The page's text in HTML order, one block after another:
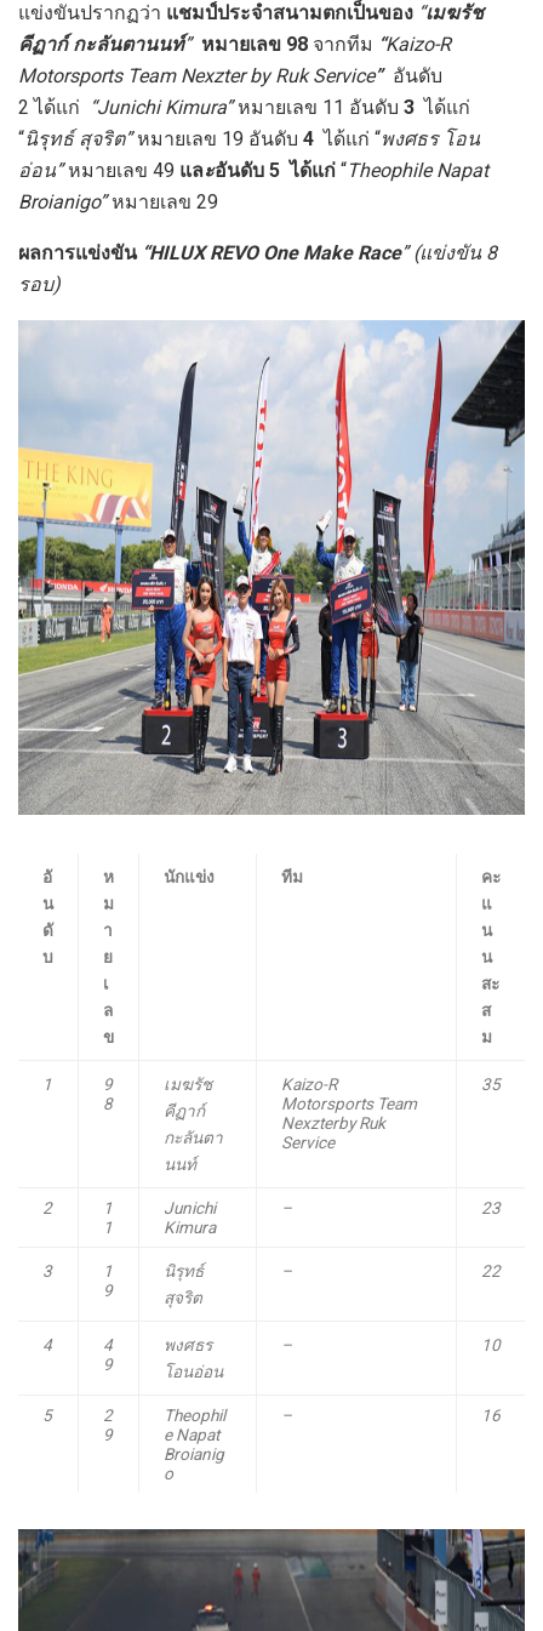
แข่งขันปรากฏว่า แชมป์ประจำสนามตกเป็นของ “เมฆรัช
คีฏาก์ กะลันตานนท์” หมายเลข 98 จากทีม “Kaizo-R
Motorsports Team Nexzter by Ruk Service” อันดับ
2 ได้แก่ “Junichi Kimura” หมายเลข 11 อันดับ 3ได้แก่
“นิรุทธ์ สุจริต” หมายเลข 19 อันดับ 4 ได้แก่ “พงศธร โอน
อ่อน” หมายเลข 49 และอันดับ 5 ได้แก่ “Theophile Napat
Broianigo” หมายเลข 29
ผลการแข่งขัน “HILUX REVO One Make Race” (แข่งขัน 8
รอบ)
อั
น
ดั
บ
ห
ม
า
ย
เ
ล
ข
นักแข่ง ทีม
คะ
แ
น
น
สะ
ส
ม
1
9
8
เมฆรัช
คีฏาก์
กะลันตา
นนท์
Kaizo-R
Motorsports Team
Nexzterby Ruk
Service
35
2
1
1
Junichi
Kimura
– 23
3
1
9
นิรุทธ์
สุจริต
– 22
4
4
9
พงศธร
โอนอ่อน
– 10
5
2
9
Theophil
e Napat
Broianig
o
– 16